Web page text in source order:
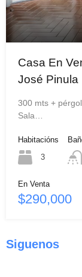
Casa En
José Pinula
300 mts +
Sala…
Habitacións
3
En Venta
$290,000
Siguenos